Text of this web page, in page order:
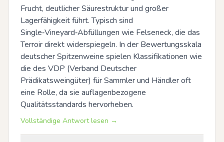
Frucht, deutlicher Säurestruktur und großer
Lagerfähigkeit führt. Typisch sind
Single‑Vineyard‑Abfüllungen wie Felseneck, die das
Terroir direkt widerspiegeln. In der Bewertungsskala
deutscher Spitzenweine spielen Klassifikationen wie
die des VDP (Verband Deutscher
Prädikatsweingüter) für Sammler und Händler oft
eine Rolle, da sie auflagenbezogene
Qualitätsstandards hervorheben.
Vollständige Antwort lesen →